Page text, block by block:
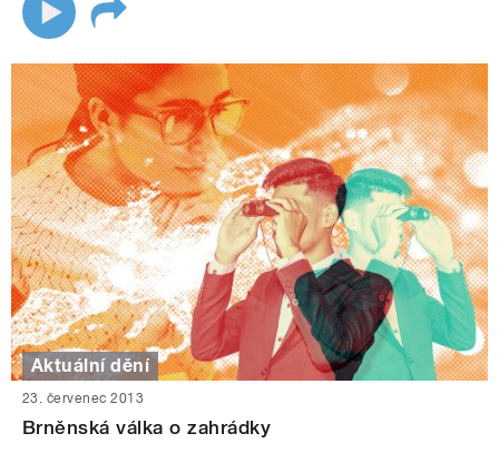
Aktuální dění
23. červenec 2013
Brněnská válka o zahrádky